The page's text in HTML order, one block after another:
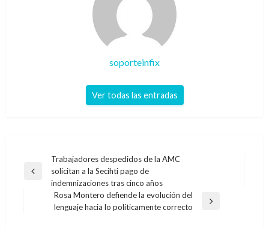
soporteinfix
Ver todas las entradas
Navegación
de
entradas
Entrada
anterior
Trabajadores despedidos de la AMC
solicitan a la Secihti pago de
indemnizaciones tras cinco años
Entrada
Rosa Montero defiende la evolución del
lenguaje hacia lo políticamente correcto